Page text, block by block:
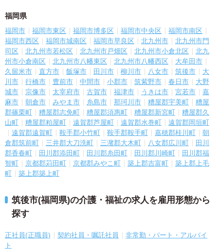
福岡県
福岡市 福岡市東区 福岡市博多区 福岡市中央区
福岡市南区
福岡市西区
福岡市城南区 福岡市早良区 北九州市
北九州市門
司区
北九州市若松区 北九州市戸畑区 北九州市小倉北区
北九
州市小倉南区
北九州市八幡東区 北九州市八幡西区
大牟田市
久留米市
直方市 飯塚市 田川市 柳川市 八女市 筑後市
大
川市
行橋市 豊前市 中間市 小郡市 筑紫野市 春日市
大野
城市
宗像市 太宰府市 古賀市 福津市 うきは市 宮若市
嘉
麻市
朝倉市 みやま市 糸島市 那珂川市 糟屋郡宇美町
糟屋
郡篠栗町
糟屋郡志免町 糟屋郡須惠町 糟屋郡新宮町
糟屋郡久
山町
糟屋郡粕屋町 遠賀郡芦屋町 遠賀郡水巻町
遠賀郡岡垣町
遠賀郡遠賀町
鞍手郡小竹町 鞍手郡鞍手町 嘉穂郡桂川町
朝
倉郡筑前町
三井郡大刀洗町 三潴郡大木町 八女郡広川町
田川
郡香春町
田川郡添田町 田川郡糸田町 田川郡川崎町
田川郡福
智町
京都郡苅田町 京都郡みやこ町 築上郡吉富町
築上郡上毛
町
築上郡築上町
筑後市(福岡県)の介護・福祉の求人を雇用形態から
探す
正社員(正職員) 契約社員・嘱託社員
非常勤・パート・アルバイ
ト